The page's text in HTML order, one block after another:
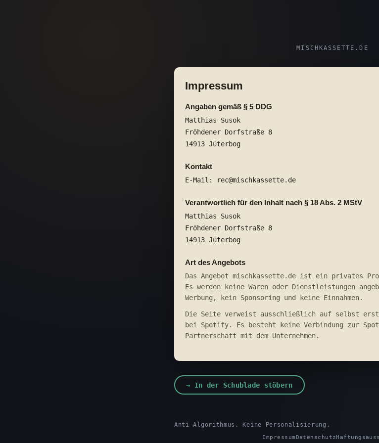
MISCHKASSETTE.DE
Impressum
Angaben gemäß § 5 DDG
Matthias Susok
Fröhdener Dorfstraße 8
14913 Jüterbog
Kontakt
E-Mail: rec@mischkassette.de
Verantwortlich für den Inhalt nach § 18 Abs. 2 MStV
Matthias Susok
Fröhdener Dorfstraße 8
14913 Jüterbog
Art des Angebots
Das Angebot mischkassette.de ist ein privates
Es werden keine Waren oder Dienstleistungen
Werbung, kein Sponsoring und keine Einnahmen.
Die Seite verweist ausschließlich auf selbst
bei Spotify. Es besteht keine Verbindung zur
Partnerschaft mit dem Unternehmen.
→ In der Schublade stöbern
Anti-Algorithmus. Keine Personalisierung.
ImpressumDatenschutz